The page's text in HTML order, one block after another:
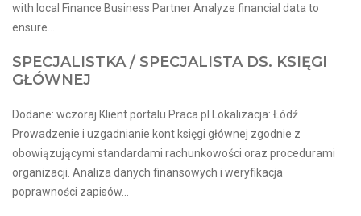
with local Finance Business Partner Analyze financial data to
ensure...
SPECJALISTKA / SPECJALISTA DS. KSIĘGI
GŁÓWNEJ
Dodane: wczoraj Klient portalu Praca.pl Lokalizacja: Łódź
Prowadzenie i uzgadnianie kont księgi głównej zgodnie z
obowiązującymi standardami rachunkowości oraz procedurami
organizacji. Analiza danych finansowych i weryfikacja
poprawności zapisów...